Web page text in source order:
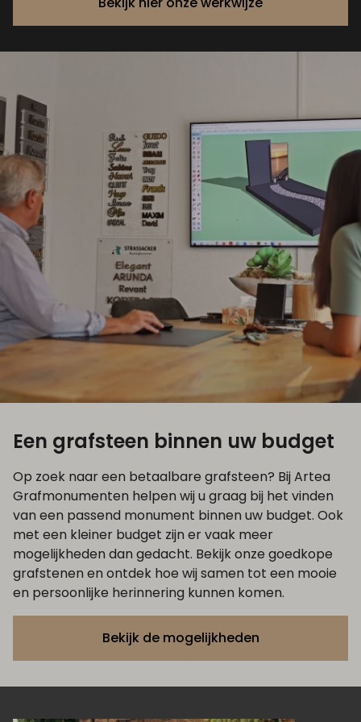
Een grafsteen binnen uw budget
Op zoek naar een betaalbare grafsteen? Bij Artea
Grafmonumenten helpen wij u graag bij het vinden
van een passend monument binnen uw budget. Ook
met een kleiner budget zijn er vaak meer
mogelijkheden dan gedacht. Bekijk onze goedkope
grafstenen en ontdek hoe wij samen tot een mooie
en persoonlijke herinnering kunnen komen.
Bekijk de mogelijkheden